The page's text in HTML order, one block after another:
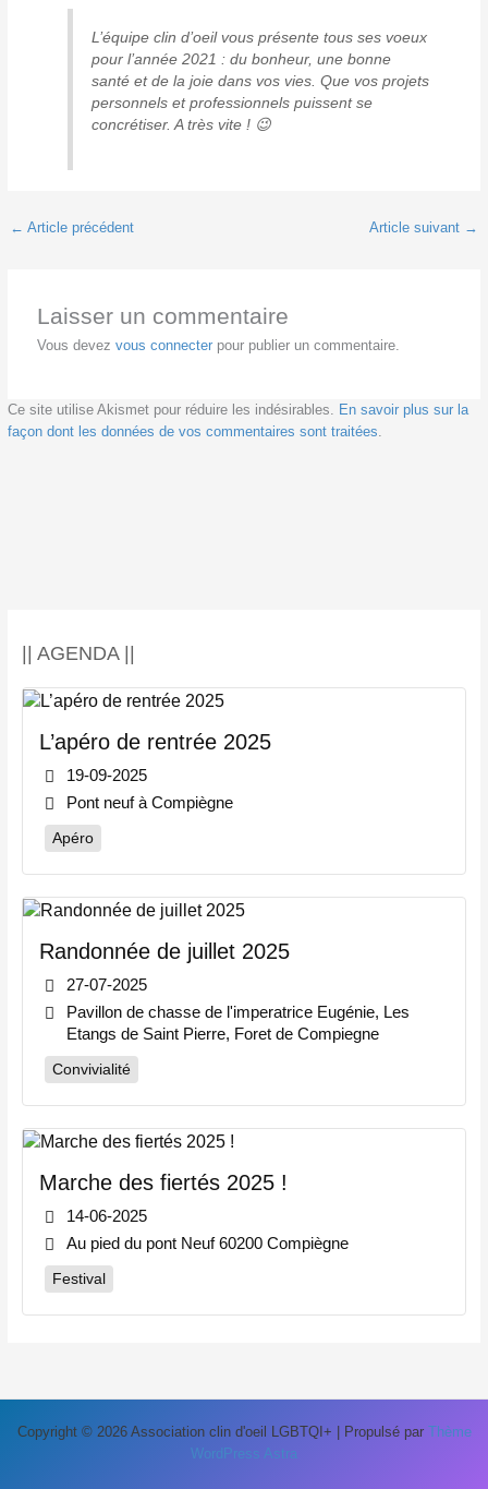
|| AGENDA ||
L’apéro de rentrée 2025
19-09-2025
Pont neuf à Compiègne
Apéro
Randonnée de juillet 2025
27-07-2025
Pavillon de chasse de l'imperatrice Eugénie, Les
Etangs de Saint Pierre, Foret de Compiegne
Convivialité
Marche des fiertés 2025 !
14-06-2025
Au pied du pont Neuf 60200 Compiègne
Festival
L’équipe clin d’oeil vous présente tous ses voeux
pour l’année 2021 : du bonheur, une bonne
santé et de la joie dans vos vies. Que vos projets
personnels et professionnels puissent se
concrétiser. A très vite ! 😉
← Article précédent Article suivant →
Laisser un commentaire
Vous devezvous connecter pour publier un commentaire.
Ce site utilise Akismet pour réduire les indésirables. En savoir plus sur la
façon dont les données de vos commentaires sont traitées
Copyright © 2026 Association clin d'oeil LGBTQI+ | Propulsé par Thème
WordPress Astra